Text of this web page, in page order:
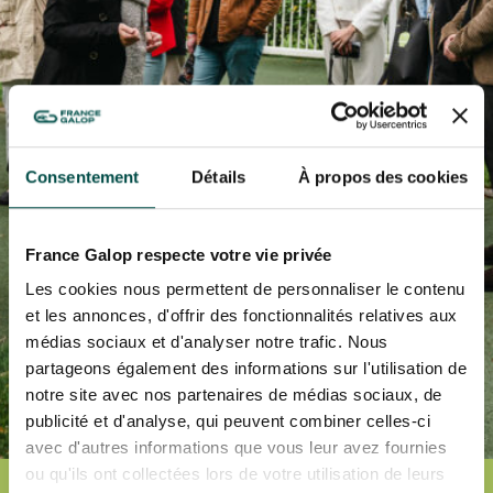
Consentement Détails À propos des cookies
France Galop respecte votre vie privée
Les cookies nous permettent de personnaliser le contenu
et les annonces, d'offrir des fonctionnalités relatives aux
médias sociaux et d'analyser notre trafic. Nous
partageons également des informations sur l'utilisation de
notre site avec nos partenaires de médias sociaux, de
publicité et d'analyse, qui peuvent combiner celles-ci
avec d'autres informations que vous leur avez fournies
ou qu'ils ont collectées lors de votre utilisation de leurs
FAMILY RACE DAYS - L'HIPPODROME EN FAMILLE
48H DE L'OBSTACLE
48H DE L'OBSTACLE
CHRISTMAS AT DEAUVILLE-LA TOUQUES
NRJ MUSIC TOUR AUX EMIRATES POULES D'ESSAI
NRJ MUSIC TOUR AUX EMIRATES POULES D'ESSAI
LE DÉFI DES HARAS - GRAND STEEPLE-CHASE DE PARIS
QATAR PRIX DU JOCKEY CLUB
QATAR PRIX DU JOCKEY CLUB
PRIX DE DIANE LONGINES
PRIX DE DIANE LONGINES
OH! COURSES
OH! COURSES
GRAND PRIX DE SAINT-CLOUD
SUBSCRIBE
By clicking on subscribe, you authorise France Galop to store and process
your email address in order to send you its newsletters as well as
information about France Galop. You can unsubscribe at any time by using
the “unsubscribe” link displayed in the newsletter.Find out moreabout how
your data and rights are managed
Accueil Behind the scenes